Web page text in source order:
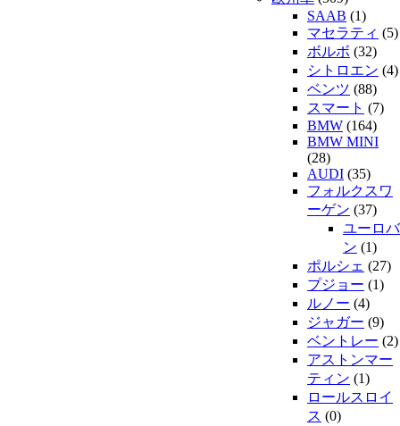
SAAB (1)
マセラティ (5)
ボルボ (32)
シトロエン (4)
ベンツ (88)
スマート (7)
BMW (164)
BMW MINI
(28)
AUDI (35)
フォルクスワ
ーゲン (37)
ユーロバ
ン (1)
ポルシェ (27)
プジョー (1)
ルノー (4)
ジャガー (9)
ベントレー (2)
アストンマー
ティン (1)
ロールスロイ
ス (0)